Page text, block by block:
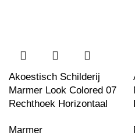
Akoestisch Schilderij
Marmer Look Colored 07
Rechthoek Horizontaal
Marmer
1932 Rond -